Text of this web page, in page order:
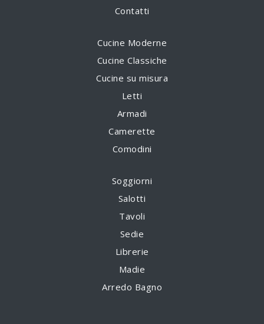
Contatti
Cucine Moderne
Cucine Classiche
Cucine su misura
Letti
Armadi
Camerette
Comodini
Soggiorni
Salotti
Tavoli
Sedie
Librerie
Madie
Arredo Bagno